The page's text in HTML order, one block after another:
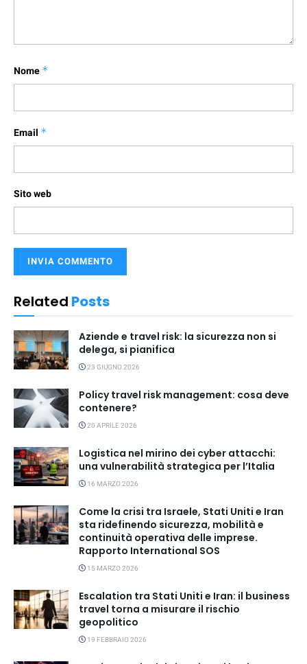
Nome *
Email *
Sito web
Related Posts
Aziende e travel risk: la sicurezza non si
delega, si pianifica
23 GIUGNO 2026
Policy travel risk management: cosa deve
contenere?
20 APRILE 2026
Logistica nel mirino dei cyber attacchi:
una vulnerabilità strategica per l’Italia
16 MARZO 2026
Come la crisi tra Israele, Stati Uniti e Iran
sta ridefinendo sicurezza, mobilità e
continuità operativa delle imprese.
Rapporto International SOS
15 MARZO 2026
Escalation tra Stati Uniti e Iran: il business
travel torna a misurare il rischio
geopolitico
19 FEBBRAIO 2026